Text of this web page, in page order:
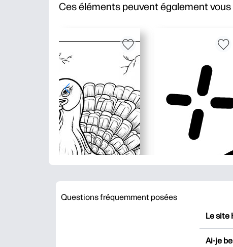
Ces éléments peuvent également
Questions fréquemment posées
Le site
Ai-je